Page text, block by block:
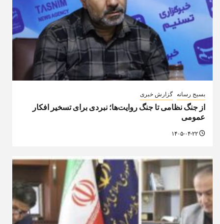
بسیج رسانه گزارش خبری
از جنگ نظامی تا جنگ روایت‌ها؛ نبردی برای تسخیر افکار
عمومی